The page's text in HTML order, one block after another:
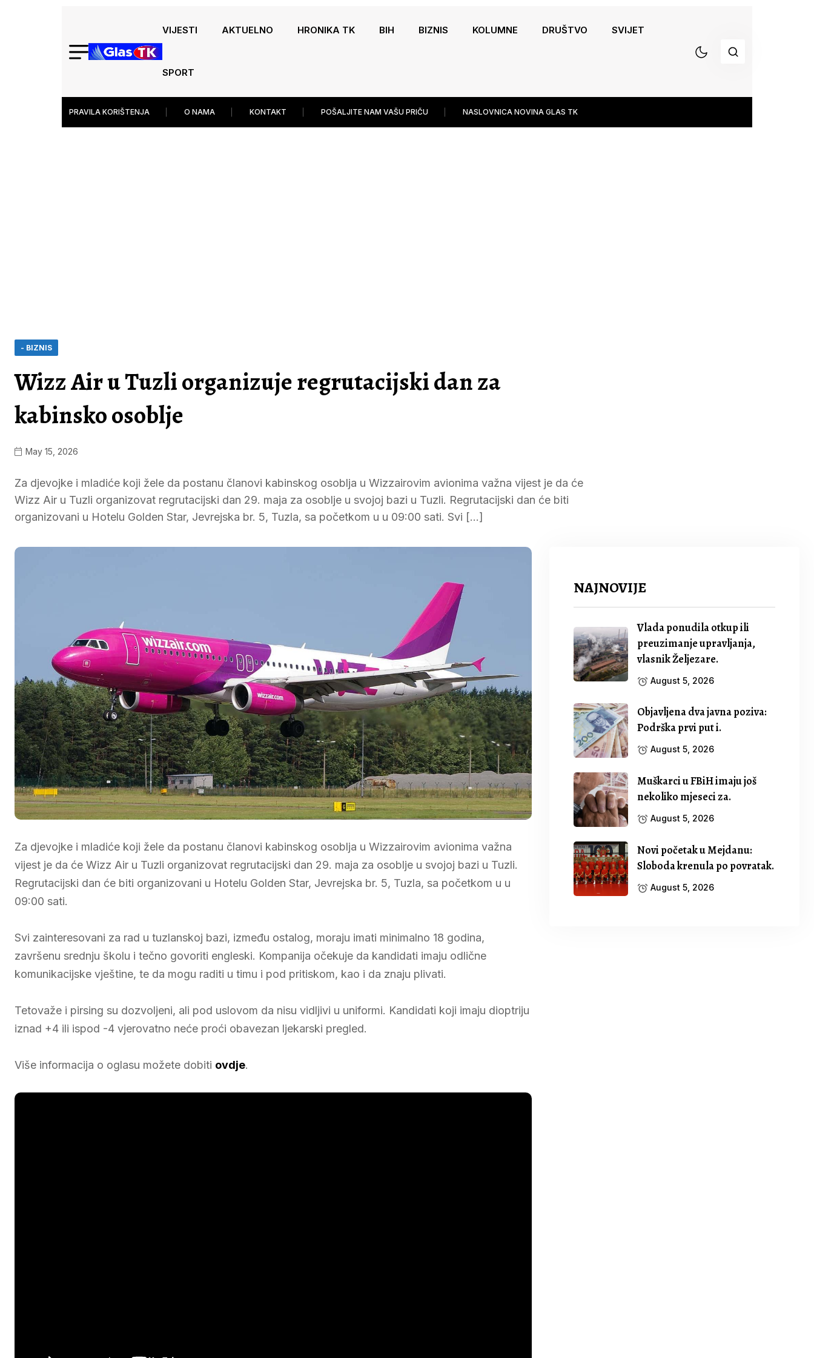
VIJESTI AKTUELNO HRONIKA TK BIH BIZNIS KOLUMNE DRUŠTVO SVIJET
SPORT
PRAVILA KORIŠTENJA O NAMA KONTAKT POŠALJITE NAM VAŠU PRIČU NASLOVNICA NOVINA GLAS TK
- BIZNIS
Wizz Air u Tuzli organizuje regrutacijski dan za
kabinsko osoblje
May 15, 2026
Za djevojke i mladiće koji žele da postanu članovi kabinskog osoblja u Wizzairovim avionima važna vijest je da će
Wizz Air u Tuzli organizovat regrutacijski dan 29. maja za osoblje u svojoj bazi u Tuzli. Regrutacijski dan će biti
organizovani u Hotelu Golden Star, Jevrejska br. 5, Tuzla, sa početkom u u 09:00 sati. Svi […]
Za djevojke i mladiće koji žele da postanu članovi kabinskog osoblja u Wizzairovim avionima važna
vijest je da će Wizz Air u Tuzli organizovat regrutacijski dan 29. maja za osoblje u svojoj bazi u Tuzli.
Regrutacijski dan će biti organizovani u Hotelu Golden Star, Jevrejska br. 5, Tuzla, sa početkom u u
09:00 sati.
Svi zainteresovani za rad u tuzlanskoj bazi, između ostalog, moraju imati minimalno 18 godina,
završenu srednju školu i tečno govoriti engleski. Kompanija očekuje da kandidati imaju odlične
komunikacijske vještine, te da mogu raditi u timu i pod pritiskom, kao i da znaju plivati.
Tetovaže i pirsing su dozvoljeni, ali pod uslovom da nisu vidljivi u uniformi. Kandidati koji imaju dioptriju
iznad +4 ili ispod -4 vjerovatno neće proći obavezan ljekarski pregled.
Više informacija o oglasu možete dobiti ovdje.
NAJNOVIJE
Vlada ponudila otkup ili
preuzimanje upravljanja,
vlasnik Željezare.
August 5, 2026
Objavljena dva javna poziva:
Podrška prvi put i.
August 5, 2026
Muškarci u FBiH imaju još
nekoliko mjeseci za.
August 5, 2026
Novi početak u Mejdanu:
Sloboda krenula po povratak.
August 5, 2026